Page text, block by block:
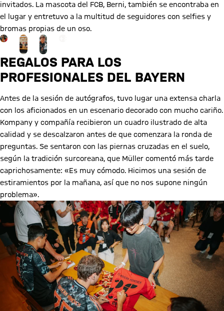
invitados. La mascota del FCB, Berni, también se encontraba en
el lugar y entretuvo a la multitud de seguidores con selfies y
bromas propias de un oso.
Ir a la página de la galería: Ver galería
REGALOS PARA LOS
PROFESIONALES DEL BAYERN
Antes de la sesión de autógrafos, tuvo lugar una extensa charla
con los aficionados en un escenario decorado con mucho cariño.
Kompany y compañía recibieron un cuadro ilustrado de alta
calidad y se descalzaron antes de que comenzara la ronda de
preguntas. Se sentaron con las piernas cruzadas en el suelo,
según la tradición surcoreana, que Müller comentó más tarde
caprichosamente: «Es muy cómodo. Hicimos una sesión de
estiramientos por la mañana, así que no nos supone ningún
problema».